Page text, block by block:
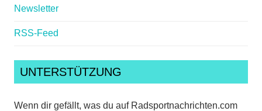
Newsletter
RSS-Feed
UNTERSTÜTZUNG
Wenn dir gefällt, was du auf Radsportnachrichten.com